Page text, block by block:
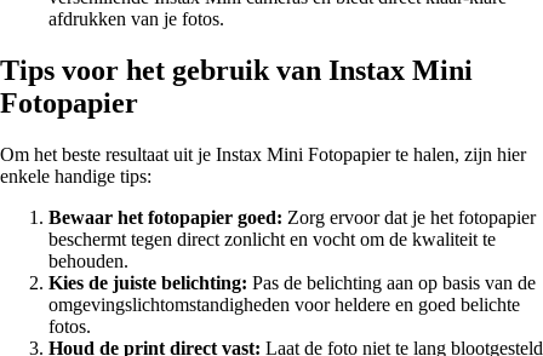
afdrukken van je fotos.
Tips voor het gebruik van Instax Mini
Fotopapier
Om het beste resultaat uit je Instax Mini Fotopapier te halen, zijn hier
enkele handige tips:
Bewaar het fotopapier goed: Zorg ervoor dat je het fotopapier
beschermt tegen direct zonlicht en vocht om de kwaliteit te
behouden.
Kies de juiste belichting: Pas de belichting aan op basis van de
omgevingslichtomstandigheden voor heldere en goed belichte
fotos.
Houd de print direct vast: Laat de foto niet te lang blootgesteld